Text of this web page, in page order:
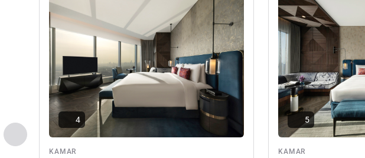
Sebelumnya - Kamar
KAMAR
4
KAMAR
5